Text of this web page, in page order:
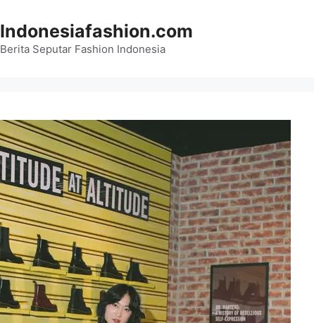
Indonesiafashion.com
Berita Seputar Fashion Indonesia